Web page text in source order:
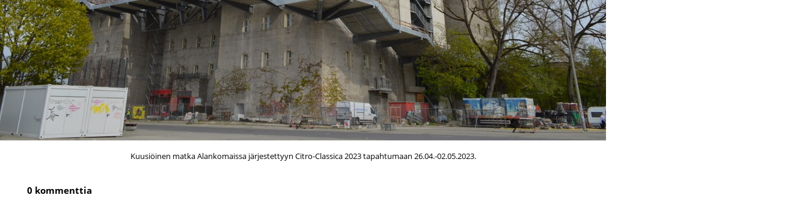
Kuusiöinen matka Alankomaissa järjestettyyn Citro-Classica 2023 tapahtumaan 26.04.-02.05.2023.
0 kommenttia